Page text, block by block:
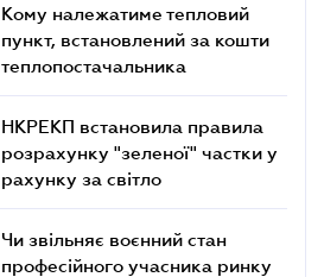
Кому належатиме тепловий
пункт, встановлений за кошти
теплопостачальника
НКРЕКП встановила правила
розрахунку "зеленої" частки у
рахунку за світло
Чи звільняє воєнний стан
професійного учасника ринку